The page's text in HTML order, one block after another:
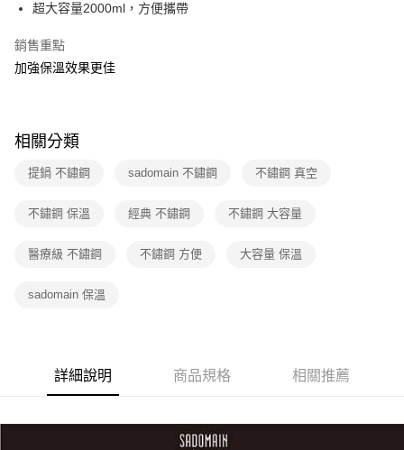
免運費
超大容量2000ml，方便攜帶
銷售重點
加強保溫效果更佳
相關分類
提鍋 不鏽鋼 sadomain 不鏽鋼 不鏽鋼 真空
不鏽鋼 保溫 經典 不鏽鋼 不鏽鋼 大容量
醫療級 不鏽鋼 不鏽鋼 方便 大容量 保溫
sadomain 保溫
詳細說明 商品規格 相關推薦